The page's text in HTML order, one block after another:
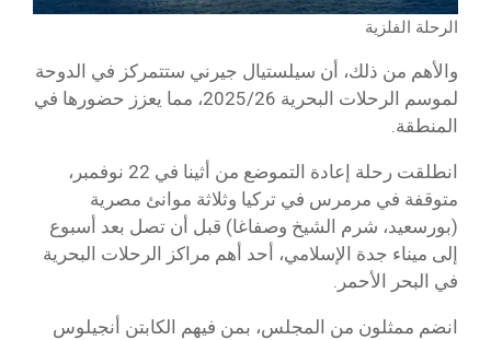
الرحلة الفلزية
والأهم من ذلك، أن سيلستيال جيرني ستتمركز في الدوحة
لموسم الرحلات البحرية 2025/26، مما يعزز حضورها في
المنطقة.
انطلقت رحلة إعادة التموضع من أثينا في 22 نوفمبر،
متوقفة في مرمرس في تركيا وثلاثة موانئ مصرية
(بورسعيد، شرم الشيخ وصفاغا) قبل أن تصل بعد أسبوع
إلى ميناء جدة الإسلامي، أحد أهم مراكز الرحلات البحرية
في البحر الأحمر.
انضم ممثلون من المجلس، بمن فيهم الكابتن أنجيلوس